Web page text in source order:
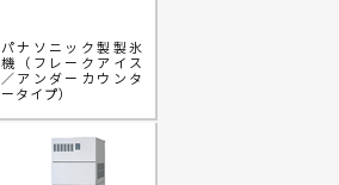
パナソニック製製氷
機（フレークアイス
／アンダーカウンタ
ータイプ）